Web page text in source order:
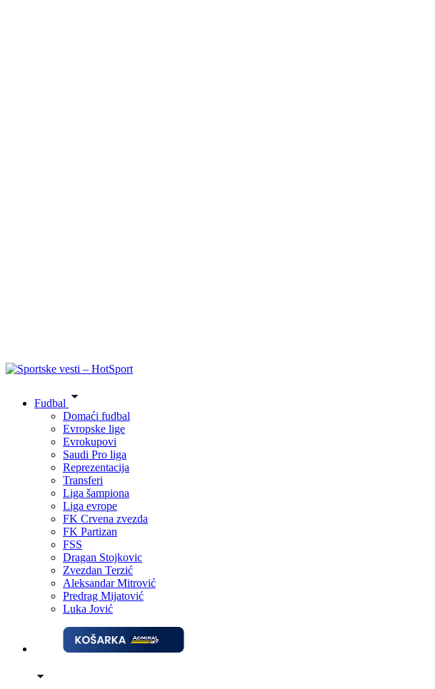
Fudbal
Domaći fudbal
Evropske lige
Evrokupovi
Saudi Pro liga
Reprezentacija
Transferi
Liga šampiona
Liga evrope
FK Crvena zvezda
FK Partizan
FSS
Dragan Stojkovic
Zvezdan Terzić
Aleksandar Mitrović
Predrag Mijatović
Luka Jović